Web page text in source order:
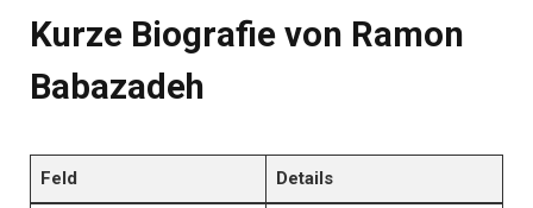
Kurze Biografie von Ramon
Babazadeh
Feld Details